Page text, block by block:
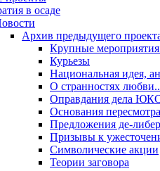
в осаде
Архив предыдущего
Крупные мероприятия
Курьезы
Национальная идея,
О странностях
Оправдания дела
Основания
Предложения де-
Призывы к
Символические акции
Теории заговора